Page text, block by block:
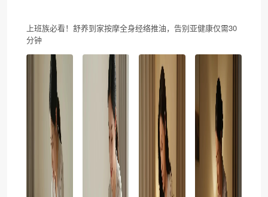
上班族必看！舒养到家按摩全身经络推油，告别亚健康仅需30
分钟